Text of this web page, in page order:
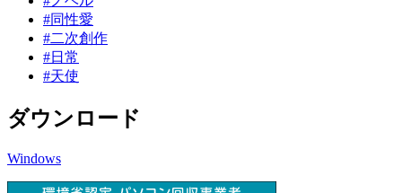
#同性愛
#二次創作
#日常
#天使
ダウンロード
Windows